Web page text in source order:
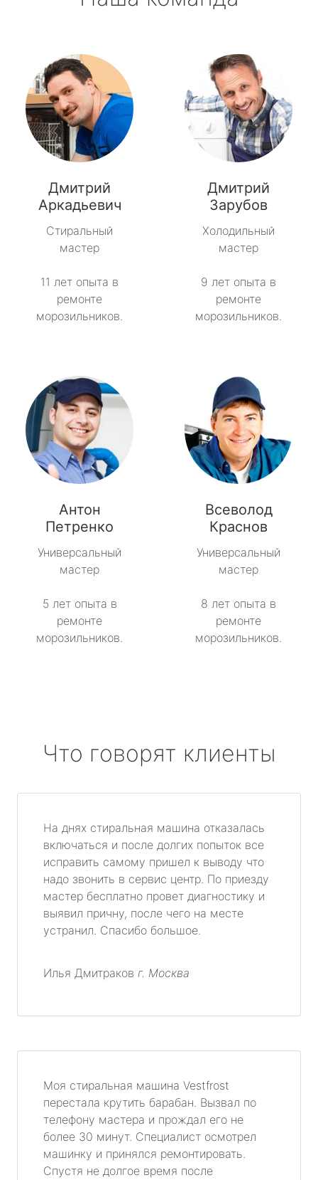
Дмитрий
Аркадьевич
Стиральный
мастер
11 лет опыта в
ремонте
морозильников.
Дмитрий
Зарубов
Холодильный
мастер
9 лет опыта в
ремонте
морозильников.
Антон
Петренко
Универсальный
мастер
5 лет опыта в
ремонте
морозильников.
Всеволод
Краснов
Универсальный
мастер
8 лет опыта в
ремонте
морозильников.
Что говорят клиенты
На днях стиральная машина отказалась
включаться и после долгих попыток все
исправить самому пришел к выводу что
надо звонить в сервис центр. По приезду
мастер бесплатно провет диагностику и
выявил причну, после чего на месте
устранил. Спасибо большое.
Илья Дмитраков г. Москва
Моя стиральная машина Vestfrost
перестала крутить барабан. Вызвал по
телефону мастера и прождал его не
более 30 минут. Специалист осмотрел
машинку и принялся ремонтировать.
Спустя не долгое время после